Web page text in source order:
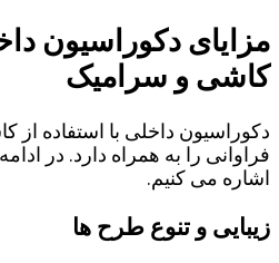
مزایای دکوراسیون
کاشی و سرامیک
دکوراسیون داخلی با استفاده
فراوانی را به همراه دارد. در
اشاره می ‌کنیم.
زیبایی و تنوع طرح‌ ها